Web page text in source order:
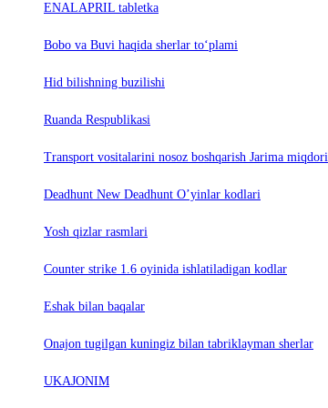
ENALAPRIL tabletka
Bobo va Buvi haqida sherlar to‘plami
Hid bilishning buzilishi
Ruanda Respublikasi
Trаnsport vositаlаrini nosoz boshqаrish Jаrimа miqdori
Deadhunt New Deadhunt O’yinlar kodlari
Yosh qizlar rasmlari
Counter strike 1.6 oyinida ishlatiladigan kodlar
Eshak bilan baqalar
Onajon tugilgan kuningiz bilan tabriklayman sherlar
UKAJONIM